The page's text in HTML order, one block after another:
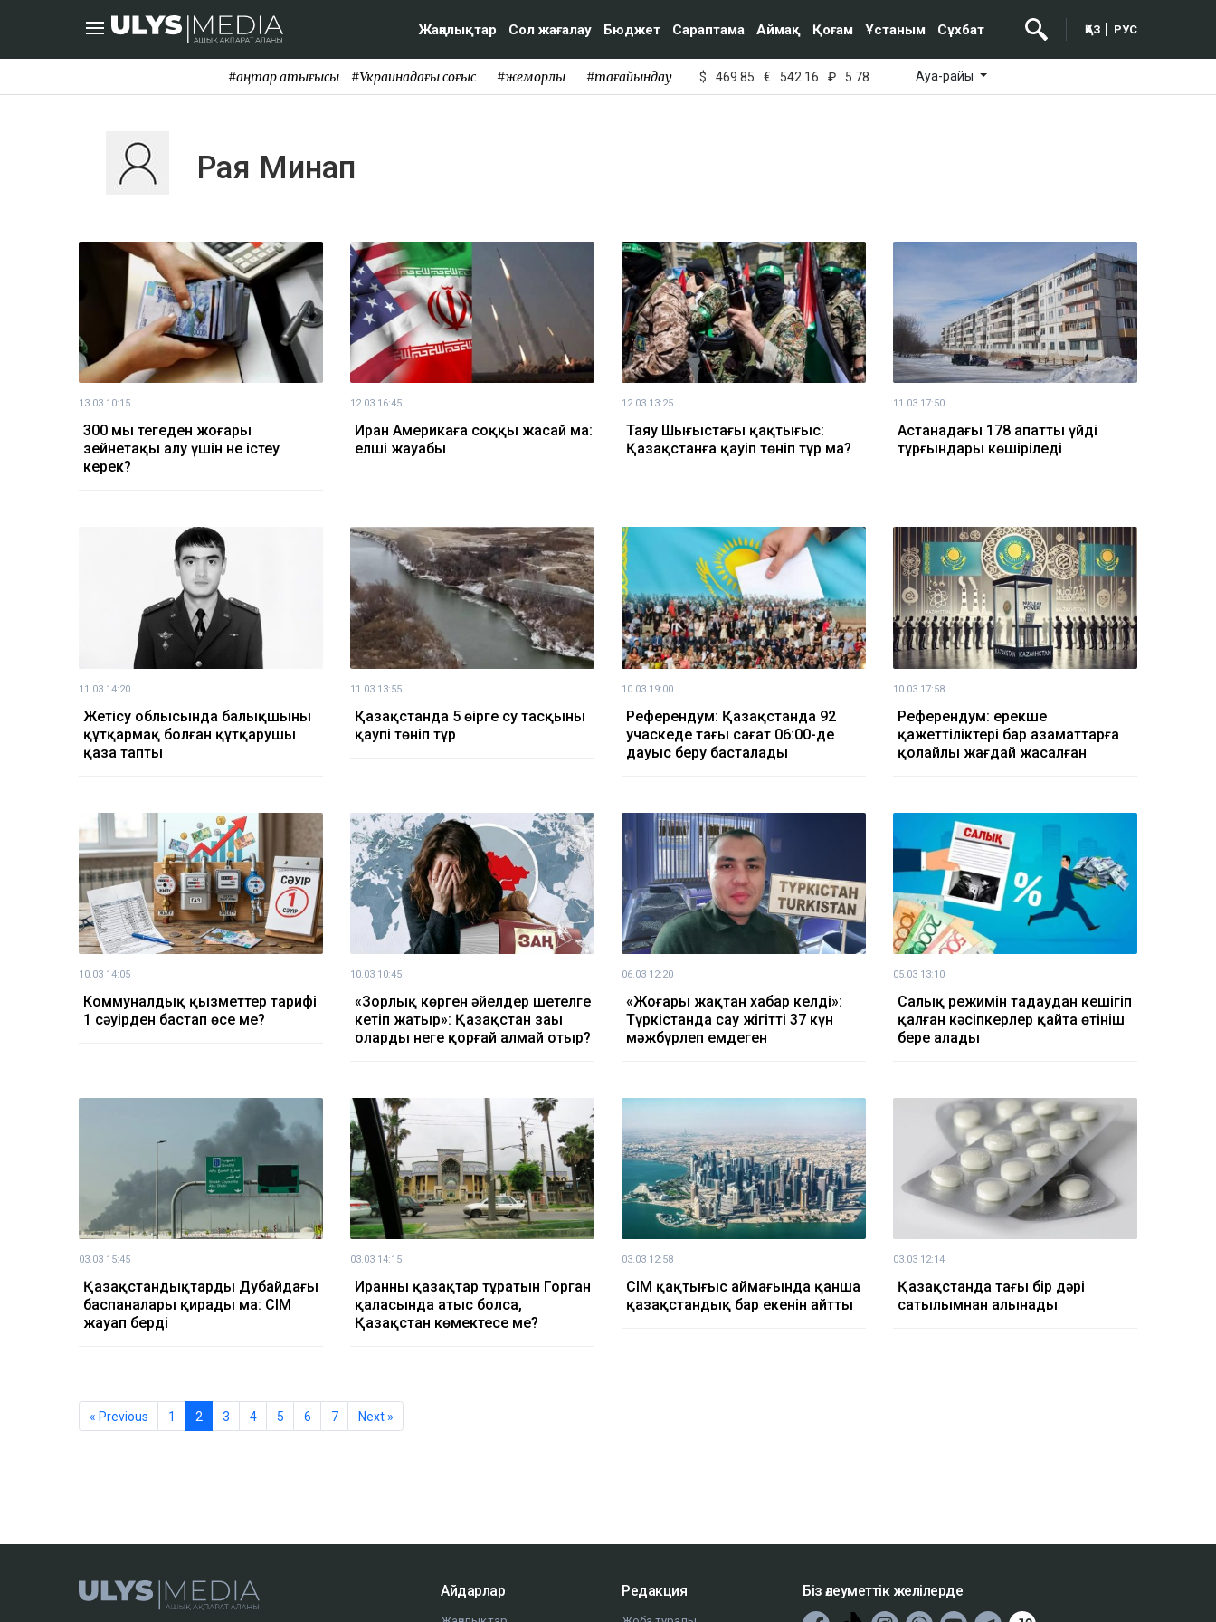
Жаңалықтар Сол жағалау Бюджет Сараптама Аймақ Қоғам Ұстаным Сұхбат ҚАЗ РУС
#қаңтар қақтығысы #Украинадағы соғыс #жемқорлық #тағайындау $ 469.85 € 542.16 ₽ 5.78 Ауа-райы
Рая Минап
13.03 10:15
300 мың теңгеден жоғары
зейнетақы алу үшін не істеу
керек?
12.03 16:45
Иран Америкаға соққы жасай ма:
елші жауабы
12.03 13:25
Таяу Шығыстағы қақтығыс:
Қазақстанға қауіп төніп тұр ма?
11.03 17:50
Астанадағы 178 апатты үйдің
тұрғындары көшіріледі
11.03 14:20
Жетісу облысында балықшыны
құтқармақ болған құтқарушы
қаза тапты
11.03 13:55
Қазақстанда 5 өңірге су тасқыны
қаупі төніп тұр
10.03 19:00
Референдум: Қазақстанда 92
учаскеде таңғы сағат 06:00-де
дауыс беру басталады
10.03 17:58
Референдум: ерекше
қажеттіліктері бар азаматтарға
қолайлы жағдай жасалған
10.03 14:05
Коммуналдық қызметтер тарифі
1 сәуірден бастап өсе ме?
10.03 10:45
«Зорлық көрген әйелдер шетелге
кетіп жатыр»: Қазақстан заңы
оларды неге қорғай алмай отыр?
06.03 12:20
«Жоғары жақтан хабар келді»:
Түркістанда сау жігітті 37 күн
мәжбүрлеп емдеген
05.03 13:10
Салық режимін таңдаудан кешігіп
қалған кәсіпкерлер қайта өтініш
бере алады
03.03 15:45
Қазақстандықтардың Дубайдағы
баспаналары қирады ма: СІМ
жауап берді
03.03 14:15
Иранның қазақтар тұратын Горган
қаласында атыс болса,
Қазақстан көмектесе ме?
03.03 12:58
СІМ қақтығыс аймағында қанша
қазақстандық бар екенін айтты
03.03 12:14
Қазақстанда тағы бір дәрі
сатылымнан алынады
« Previous 1 2 3 4 5 6 7 Next »
Айдарлар Редакция Біз әлеуметтік желілерде